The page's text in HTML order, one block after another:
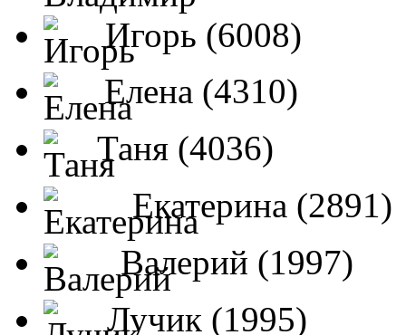
Игорь (6008)
Елена (4310)
Таня (4036)
Екатерина (2891)
Валерий (1997)
Лучик (1995)